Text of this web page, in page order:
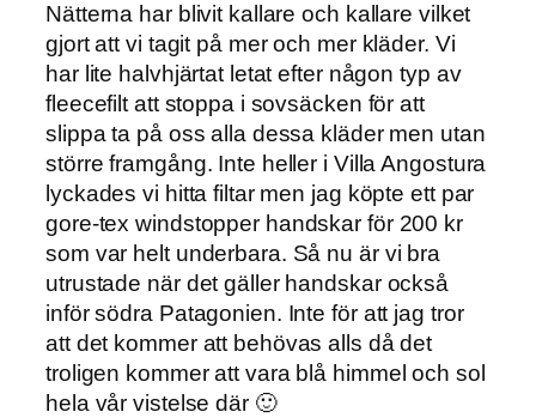
Nätterna har blivit kallare och kallare vilket
gjort att vi tagit på mer och mer kläder. Vi
har lite halvhjärtat letat efter någon typ av
fleecefilt att stoppa i sovsäcken för att
slippa ta på oss alla dessa kläder men utan
större framgång. Inte heller i Villa Angostura
lyckades vi hitta filtar men jag köpte ett par
gore-tex windstopper handskar för 200 kr
som var helt underbara. Så nu är vi bra
utrustade när det gäller handskar också
inför södra Patagonien. Inte för att jag tror
att det kommer att behövas alls då det
troligen kommer att vara blå himmel och sol
hela vår vistelse där 🙂